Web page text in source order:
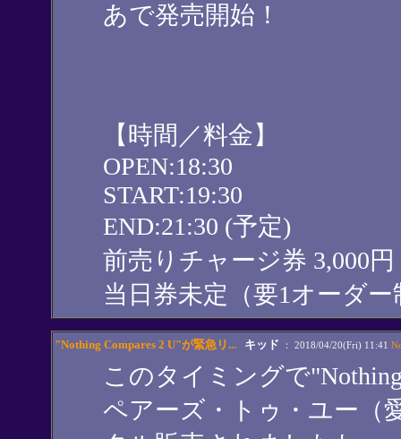
あで発売開始！
【時間／料金】
OPEN:18:30
START:19:30
END:21:30 (予定)
前売りチャージ券 3,000円
当日券未定（要1オーダ
"Nothing Compares 2 U"が緊急リ... キッド ： 2018/04/20(Fri) 11:41
このタイミングで
ペアーズ・トゥ・ユー（